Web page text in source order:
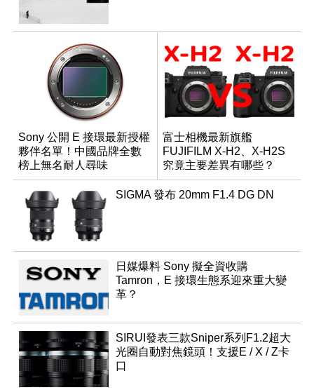
Sony 公開 E 接環最新授權
夥伴名單！中國品牌全數
榜上無名耐人尋味
富士相機最新旗艦
FUJIFILM X-H2、X-H2S
究竟主要差異有哪些？
SIGMA 發布 20mm F1.4 DG DN
日媒爆料 Sony 擬全資收購
Tamron，E 接環生態系迎來重大變
革？
SIRUI發表三款Sniper系列F1.2超大
光圈自動對焦鏡頭！支援E / X / Z卡
口